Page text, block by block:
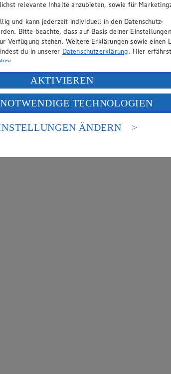
relevante Inhalte anzubieten, sowie für
und kann jederzeit individuell in den Datenschutz-
Bitte beachte, dass auf Basis deiner
Verfügung stehen. Weitere Erklärungen sowie einen
du in unserer Datenschutzerklärung. Hier
.
Daten in den USA durch Facebook und
willigst du im Sinne des Art. 49 Abs. 1 Satz 1 lit.
USA verarbeitet werden. Der EuGH sieht die USA als
nicht angemessenen Datenschutzniveau an. Es
amerikanische Behörden.
AKTIVIEREN
TECHNOLOGIEN
ÄNDERN